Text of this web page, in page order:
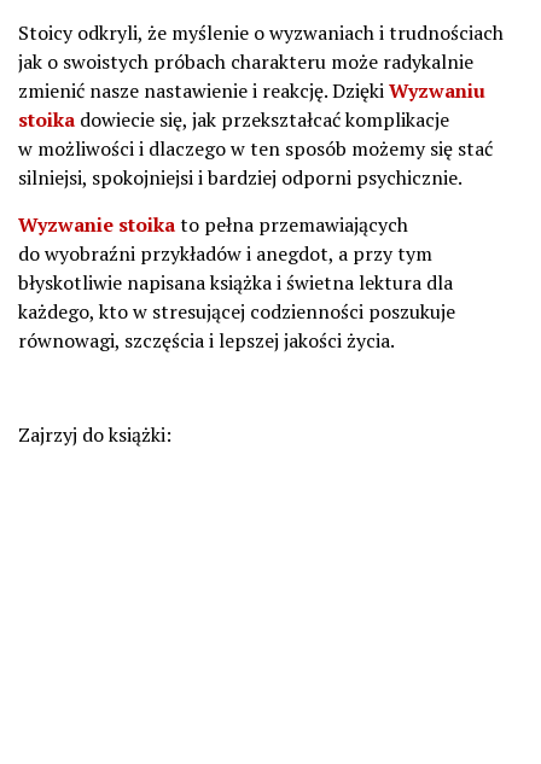
Stoicy odkryli, że myślenie o wyzwaniach i trudnościach
jak o swoistych próbach charakteru może radykalnie
zmienić nasze nastawienie i reakcję. DziękiWyzwaniu
stoika dowiecie się, jak przekształcać komplikacje
w możliwości i dlaczego w ten sposób możemy się stać
silniejsi, spokojniejsi i bardziej odporni psychicznie.
Wyzwanie stoikato pełna przemawiających
do wyobraźni przykładów i anegdot, a przy tym
błyskotliwie napisana książka i świetna lektura dla
każdego, kto w stresującej codzienności poszukuje
równowagi, szczęścia i lepszej jakości życia.
Zajrzyj do książki: